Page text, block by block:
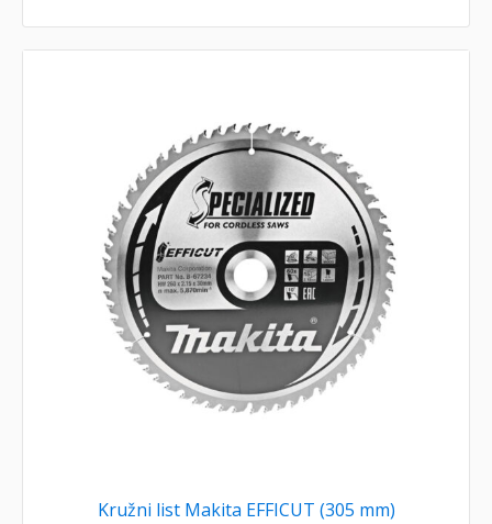
Kružni list Makita EFFICUT (305 mm)